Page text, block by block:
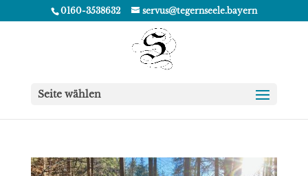
0160-3538632 servus@tegernseele.bayern
Seite wählen